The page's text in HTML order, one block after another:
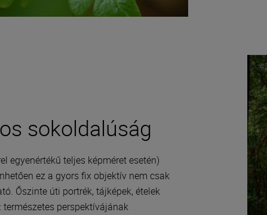
sokoldalúság
egyenértékű teljes képméret esetén)
ez a gyors fix objektív nem csak
Őszinte úti portrék, tájképek, ételek
természetes perspektívájának